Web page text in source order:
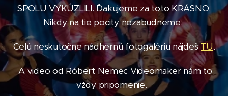
SPOLU VYKÚZLILI. Ďakujeme za toto KRÁSNO.
Nikdy na tie pocity nezabudneme.
Celú neskutočne nádhernú fotogalériu nájdešTU.
A video od Róbert Nemec Videomaker nám to
vždy pripomenie.